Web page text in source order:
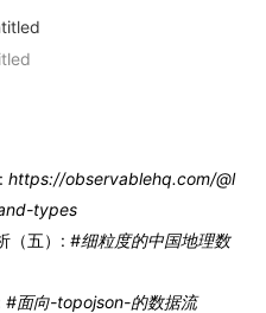
https://observablehq.com/@l
types
（五）: #细粒度的中国地理数
#面向-topojson-的数据流